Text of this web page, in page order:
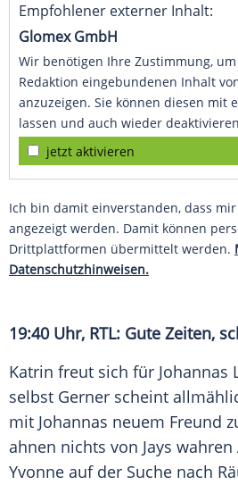
Empfohlener externer Inhalt:
Glomex GmbH
Wir benötigen Ihre Zustimmung,
Redaktion eingebundenen Inhalt
anzuzeigen. Sie können diesen mit
lassen und auch wieder
jetzt aktivieren
Ich bin damit einverstanden, dass
angezeigt werden. Damit können
Drittplattformen übermittelt werden.
Datenschutzhinweisen.
19:40 Uhr, RTL: Gute Zeiten,
Katrin freut sich für Johannas
selbst Gerner scheint
mit Johannas neuem Freund
ahnen nichts von Jays wahren
Yvonne auf der Suche nach